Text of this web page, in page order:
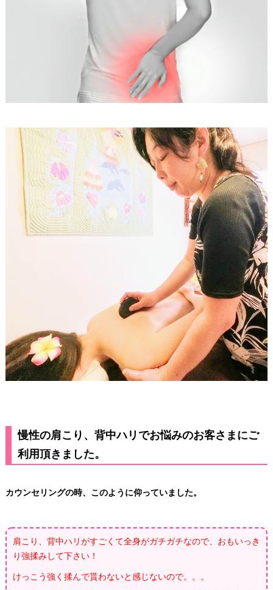
慢性の肩こり、背中ハリでお悩みのお客さまにご
利用頂きました。
カウンセリングの時、このように仰っていました。
肩こり、背中ハリがすごくて全身がガチガチなので、おもいっき
り強揉みして下さい！
けっこう強く揉んで貰わないと感じないので。。。